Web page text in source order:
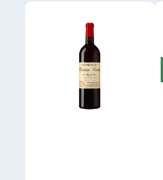
Produktgalerie